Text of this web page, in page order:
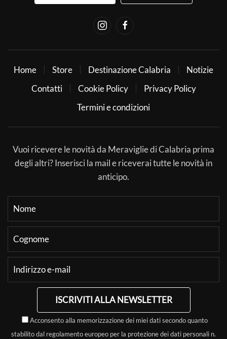
Home Store Destinazione Calabria
Notizie
Contatti
Cookie Policy
Privacy Policy
Termini e condizioni
Vuoi ricevere le novità da Meraviglie di Calabria prima
degli altri? Inserisci la mail e riceverai tutte le novità in
anticipo.
ISCRIVITI ALLA NEWSLETTER
Acconsento alla memorizzazione dei miei dati secondo quanto
stabilito dal regolamento europeo per la protezione dei dati personali n.